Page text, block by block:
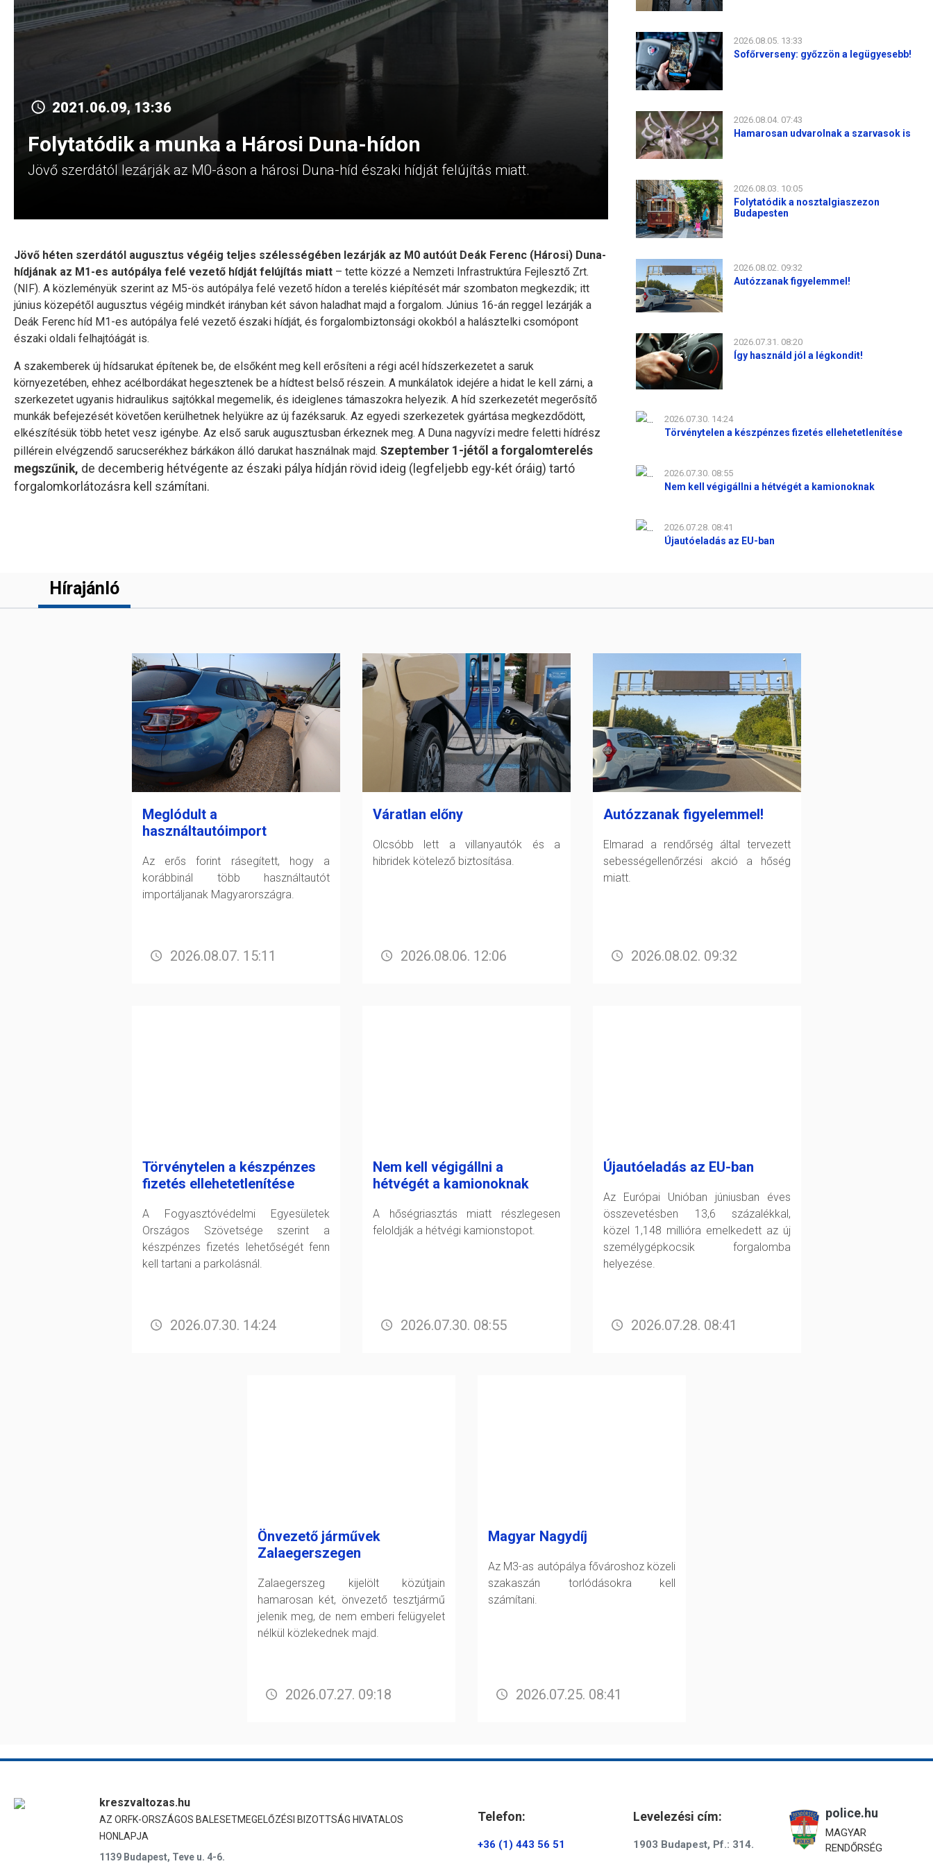
2021.06.09, 13:36
Folytatódik a munka a Hárosi Duna-hídon
Jövő szerdától lezárják az M0-áson a hárosi Duna-híd északi hídját felújítás miatt.
Jövő héten szerdától augusztus végéig teljes szélességében lezárják az M0 autóút Deák Ferenc (Hárosi) Duna-
hídjának az M1-es autópálya felé vezető hídját felújítás miatt – tette közzé a Nemzeti Infrastruktúra Fejlesztő Zrt.
(NIF). A közleményük szerint az M5-ös autópálya felé vezető hídon a terelés kiépítését már szombaton megkezdik; itt
június közepétől augusztus végéig mindkét irányban két sávon haladhat majd a forgalom. Június 16-án reggel lezárják a
Deák Ferenc híd M1-es autópálya felé vezető északi hídját, és forgalombiztonsági okokból a halásztelki csomópont
északi oldali felhajtóágát is.
A szakemberek új hídsarukat építenek be, de elsőként meg kell erősíteni a régi acél hídszerkezetet a saruk
környezetében, ehhez acélbordákat hegesztenek be a hídtest belső részein. A munkálatok idejére a hidat le kell zárni, a
szerkezetet ugyanis hidraulikus sajtókkal megemelik, és ideiglenes támaszokra helyezik. A híd szerkezetét megerősítő
munkák befejezését követően kerülhetnek helyükre az új fazéksaruk. Az egyedi szerkezetek gyártása megkezdődött,
elkészítésük több hetet vesz igénybe. Az első saruk augusztusban érkeznek meg. A Duna nagyvízi medre feletti hídrész
pillérein elvégzendő sarucserékhez bárkákon álló darukat használnak majd. Szeptember 1-jétől a forgalomterelés
megszűnik, de decemberig hétvégente az északi pálya hídján rövid ideig (legfeljebb egy-két óráig) tartó
forgalomkorlátozásra kell számítani.
2026.08.05. 13:33
Sofőrverseny: győzzön a legügyesebb!
2026.08.04. 07:43
Hamarosan udvarolnak a szarvasok is
2026.08.03. 10:05
Folytatódik a nosztalgiaszezon
Budapesten
2026.08.02. 09:32
Autózzanak figyelemmel!
2026.07.31. 08:20
Így használd jól a légkondit!
2026.07.30. 14:24
Törvénytelen a készpénzes fizetés ellehetetlenítése
2026.07.30. 08:55
Nem kell végigállni a hétvégét a kamionoknak
2026.07.28. 08:41
Újautóeladás az EU-ban
Hírajánló
Meglódult a
használtautóimport
Az erős forint rásegített, hogy a
korábbinál több használtautót
importáljanak Magyarországra.
2026.08.07. 15:11
Váratlan előny
Olcsóbb lett a villanyautók és a
hibridek kötelező biztosítása.
2026.08.06. 12:06
Autózzanak figyelemmel!
Elmarad a rendőrség által tervezett
sebességellenőrzési akció a hőség
miatt.
2026.08.02. 09:32
Törvénytelen a készpénzes
fizetés ellehetetlenítése
A Fogyasztóvédelmi Egyesületek
Országos Szövetsége szerint a
készpénzes fizetés lehetőségét fenn
kell tartani a parkolásnál.
2026.07.30. 14:24
Nem kell végigállni a
hétvégét a kamionoknak
A hőségriasztás miatt részlegesen
feloldják a hétvégi kamionstopot.
2026.07.30. 08:55
Újautóeladás az EU-ban
Az Európai Unióban júniusban éves
összevetésben 13,6 százalékkal,
közel 1,148 millióra emelkedett az új
személygépkocsik forgalomba
helyezése.
2026.07.28. 08:41
Önvezető járművek
Zalaegerszegen
Zalaegerszeg kijelölt közútjain
hamarosan két, önvezető tesztjármű
jelenik meg, de nem emberi felügyelet
nélkül közlekednek majd.
2026.07.27. 09:18
Magyar Nagydíj
Az M3-as autópálya fővároshoz közeli
szakaszán torlódásokra kell
számítani.
2026.07.25. 08:41
kreszvaltozas.hu
AZ ORFK-ORSZÁGOS BALESETMEGELŐZÉSI BIZOTTSÁG HIVATALOS
HONLAPJA
1139 Budapest, Teve u. 4-6.
Telefon:
+36 (1) 443 56 51
Levelezési cím:
1903 Budapest, Pf.: 314.
police.hu
MAGYAR
RENDŐRSÉG